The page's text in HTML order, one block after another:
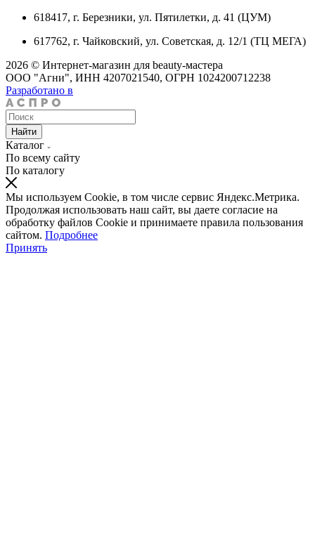
618417, г. Березники, ул. Пятилетки, д. 41 (ЦУМ)
617762, г. Чайковский, ул. Советская, д. 12/1 (ТЦ МЕГА)
2026 © Интернет-магазин для beauty-мастера
ООО "Агни", ИНН 4207021540, ОГРН 1024200712238
Разработано в
Найти
Каталог
По всему сайту
По каталогу
Мы используем Cookie, в том числе сервис Яндекс.Метрика.
Продолжая использовать наш сайт, вы даете согласие на
обработку файлов Cookie и принимаете правила пользования
сайтом. Подробнее
Принять